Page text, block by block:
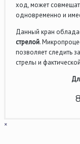
ход, может
одновременно и
Данный кран
стрелой.
позволяет следить
стрелы и
×